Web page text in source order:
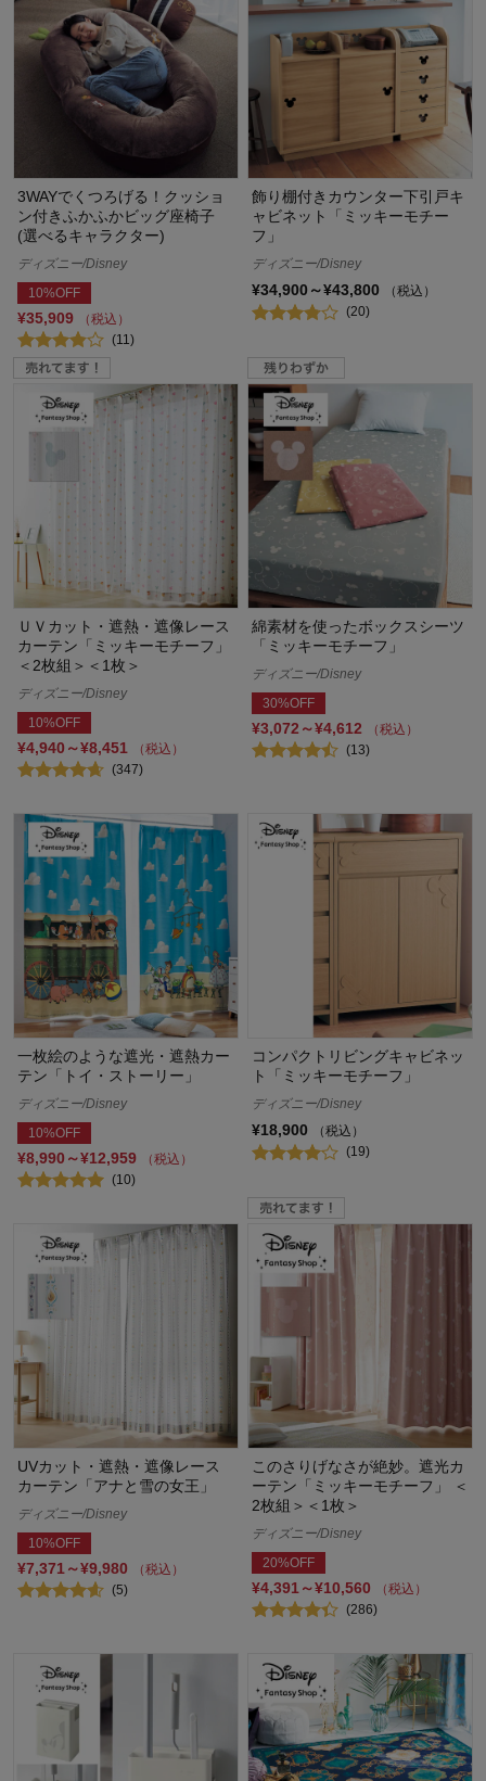
3WAYでくつろげる！クッショ
ン付きふかふかビッグ座椅子
(選べるキャラクター)
ディズニー/Disney
10%OFF
¥35,909
（税込）
(11)
飾り棚付きカウンター下引戸キ
ャビネット「ミッキーモチー
フ」
ディズニー/Disney
¥34,900～¥43,800
（税込）
(20)
ＵＶカット・遮熱・遮像レース
カーテン「ミッキーモチーフ」
＜2枚組＞＜1枚＞
ディズニー/Disney
10%OFF
¥4,940～¥8,451
（税込）
(347)
綿素材を使ったボックスシーツ
「ミッキーモチーフ」
ディズニー/Disney
30%OFF
¥3,072～¥4,612
（税込）
(13)
一枚絵のような遮光・遮熱カー
テン「トイ・ストーリー」
ディズニー/Disney
10%OFF
¥8,990～¥12,959
（税込）
(10)
コンパクトリビングキャビネッ
ト「ミッキーモチーフ」
ディズニー/Disney
¥18,900
（税込）
(19)
UVカット・遮熱・遮像レース
カーテン「アナと雪の女王」
ディズニー/Disney
10%OFF
¥7,371～¥9,980
（税込）
(5)
このさりげなさが絶妙。遮光カ
ーテン「ミッキーモチーフ」 ＜
2枚組＞＜1枚＞
ディズニー/Disney
20%OFF
¥4,391～¥10,560
（税込）
(286)